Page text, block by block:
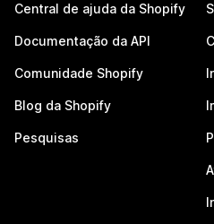
Central de ajuda da Shopify
Documentação da API
Comunidade Shopify
Blog da Shopify
Pesquisas